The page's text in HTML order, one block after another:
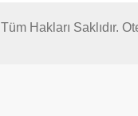
Tüm Hakları Saklıdır.